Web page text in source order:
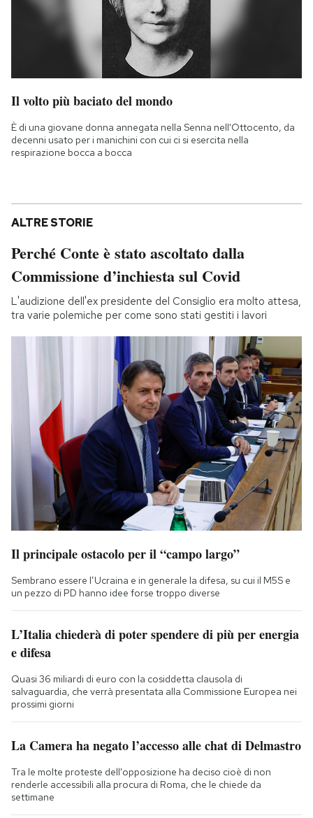
Il volto più baciato del mondo
È di una giovane donna annegata nella Senna nell'Ottocento, da
decenni usato per i manichini con cui ci si esercita nella
respirazione bocca a bocca
ALTRE STORIE
Perché Conte è stato ascoltato dalla
Commissione d’inchiesta sul Covid
L'audizione dell'ex presidente del Consiglio era molto attesa,
tra varie polemiche per come sono stati gestiti i lavori
Il principale ostacolo per il “campo largo”
Sembrano essere l’Ucraina e in generale la difesa, su cui il M5S e
un pezzo di PD hanno idee forse troppo diverse
L’Italia chiederà di poter spendere di più per energia
e difesa
Quasi 36 miliardi di euro con la cosiddetta clausola di
salvaguardia, che verrà presentata alla Commissione Europea nei
prossimi giorni
La Camera ha negato l’accesso alle chat di Delmastro
Tra le molte proteste dell'opposizione ha deciso cioè di non
renderle accessibili alla procura di Roma, che le chiede da
settimane